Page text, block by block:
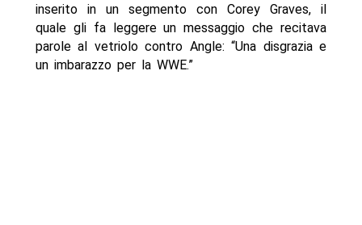
inserito in un segmento con Corey Graves, il
quale gli fa leggere un messaggio che recitava
parole al vetriolo contro Angle: “Una disgrazia e
un imbarazzo per la WWE.”